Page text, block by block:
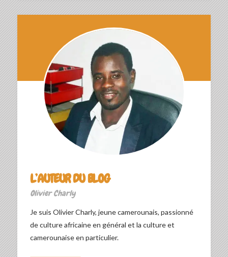
L’AUTEUR DU BLOG
Olivier Charly
Je suis Olivier Charly, jeune camerounais, passionné
de culture africaine en général et la culture et
camerounaise en particulier.